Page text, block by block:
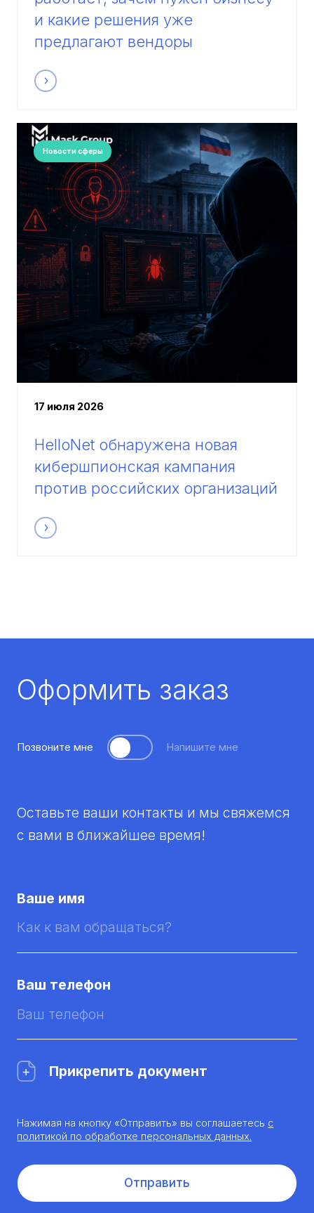
и какие решения уже
предлагают вендоры
Новости сферы
17 июля 2026
HelloNet обнаружена новая
кибершпионская кампания
против российских организаций
Оформить заказ
Позвоните мне Напишите мне
Оставьте ваши контакты и мы свяжемся
с вами в ближайшее время!
Ваше имя
Ваш телефон
Прикрепить документ
Отправить
Нажимая на кнопку «Отправить» вы соглашаетесь с
политикой по обработке персональных данных.